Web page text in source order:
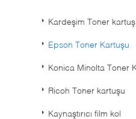
Kardeşim Toner
Epson Toner Kartuşu
Konica Minolta Toner
Ricoh Toner kartuşu
Kaynaştırıcı film kol